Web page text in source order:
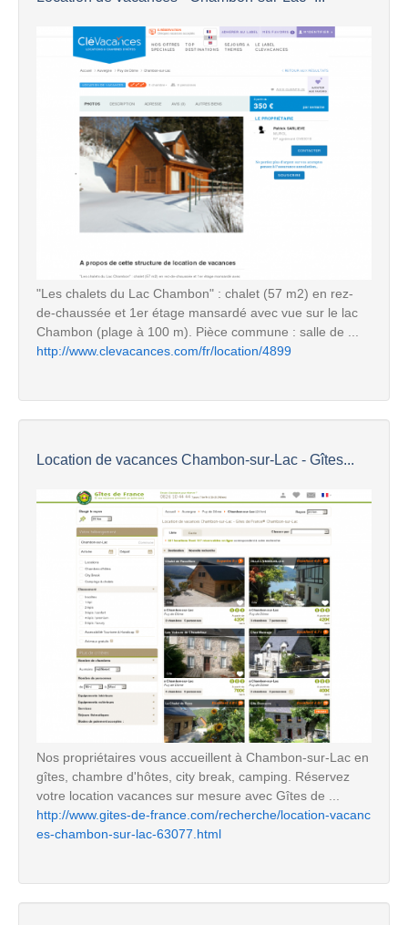
"Les chalets du Lac Chambon" : chalet (57 m2) en rez-
de-chaussée et 1er étage mansardé avec vue sur le lac
Chambon (plage à 100 m). Pièce commune : salle de ...
http://www.clevacances.com/fr/location/4899
Location de vacances Chambon-sur-Lac - Gîtes...
Nos propriétaires vous accueillent à Chambon-sur-Lac en
gîtes, chambre d'hôtes, city break, camping. Réservez
votre location vacances sur mesure avec Gîtes de ...
http://www.gites-de-france.com/recherche/location-vacanc
es-chambon-sur-lac-63077.html